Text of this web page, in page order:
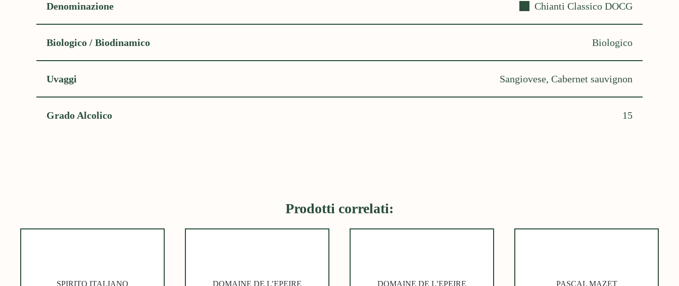
Denominazione Chianti Classico DOCG
Biologico / Biodinamico Biologico
Uvaggi Sangiovese, Cabernet sauvignon
Grado Alcolico 15
Prodotti correlati:
SPIRITO ITALIANO DOMAINE DE L’EPEIRE DOMAINE DE L’EPEIRE PASCAL MAZET